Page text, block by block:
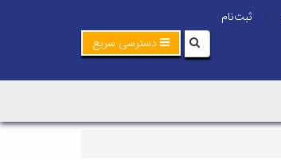
|
ثبت‌نام
دسترسی سریع